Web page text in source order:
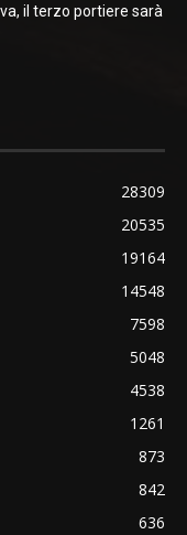
il terzo portiere sarà
28309
20535
19164
14548
7598
5048
4538
1261
873
842
636